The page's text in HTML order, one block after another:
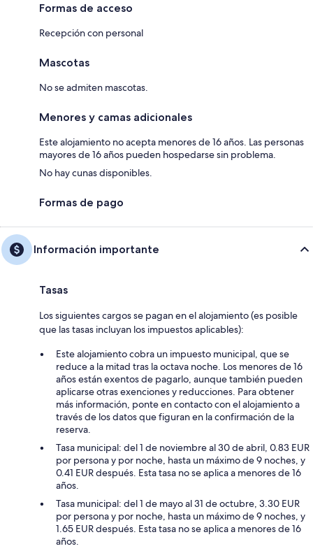
Formas de acceso
Recepción con personal
Mascotas
No se admiten mascotas.
Menores y camas adicionales
Este alojamiento no acepta menores de 16 años. Las personas
mayores de 16 años pueden hospedarse sin problema.
No hay cunas disponibles.
Formas de pago
Información importante
Tasas
Los siguientes cargos se pagan en el alojamiento (es posible
que las tasas incluyan los impuestos aplicables):
Este alojamiento cobra un impuesto municipal, que se
reduce a la mitad tras la octava noche. Los menores de 16
años están exentos de pagarlo, aunque también pueden
aplicarse otras exenciones y reducciones. Para obtener
más información, ponte en contacto con el alojamiento a
través de los datos que figuran en la confirmación de la
reserva.
Tasa municipal: del 1 de noviembre al 30 de abril, 0.83 EUR
por persona y por noche, hasta un máximo de 9 noches, y
0.41 EUR después. Esta tasa no se aplica a menores de 16
años.
Tasa municipal: del 1 de mayo al 31 de octubre, 3.30 EUR
por persona y por noche, hasta un máximo de 9 noches, y
1.65 EUR después. Esta tasa no se aplica a menores de 16
años.